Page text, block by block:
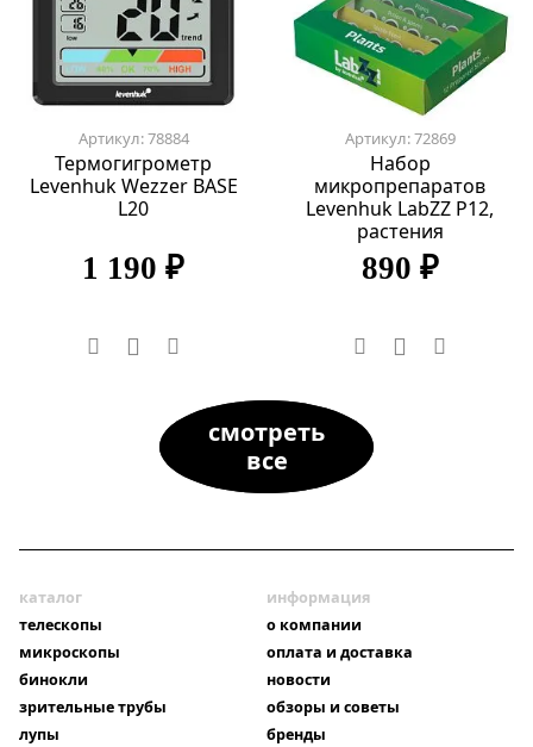
Артикул: 78884
Термогигрометр
Levenhuk Wezzer BASE
L20
1 190 ₽
Артикул: 72869
Набор
микропрепаратов
Levenhuk LabZZ P12,
растения
890 ₽
смотреть
все
каталог
телескопы
микроскопы
бинокли
зрительные трубы
лупы
информация
о компании
оплата и доставка
новости
обзоры и советы
бренды